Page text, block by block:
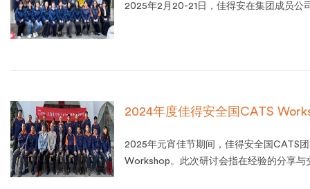
2025年2月20-21日，佳得安在集团成员公
2024年度佳得安全国CATS
2025年元宵佳节期间，佳得安全国CATS
Workshop。此次研讨会指在经验的分享